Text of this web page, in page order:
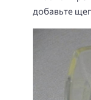
добавьте